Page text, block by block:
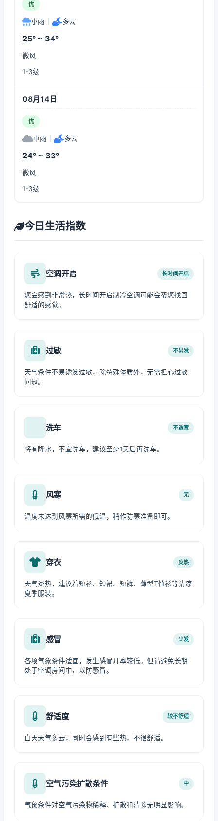
优
小雨 多云
25° ~ 34°
微风
1-3级
08月14日
优
中雨 多云
24° ~ 33°
微风
1-3级
今日生活指数
空调开启 长时间开启
您会感到非常热，长时间开启制冷空调可能会帮您找回
舒适的感觉。
过敏 不易发
天气条件不易诱发过敏，除特殊体质外，无需担心过敏
问题。
洗车 不适宜
将有降水，不宜洗车，建议至少1天后再洗车。
风寒 无
温度未达到风寒所需的低温，稍作防寒准备即可。
穿衣 炎热
天气炎热，建议着短衫、短裙、短裤、薄型T恤衫等清凉
夏季服装。
感冒 少发
各项气象条件适宜，发生感冒几率较低。但请避免长期
处于空调房间中，以防感冒。
舒适度 较不舒适
白天天气多云，同时会感到有些热，不很舒适。
空气污染扩散条件 中
气象条件对空气污染物稀释、扩散和清除无明显影响。